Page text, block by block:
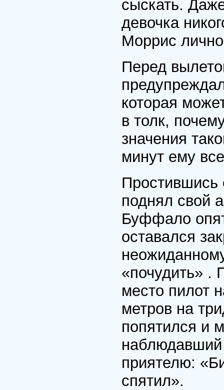
сыскать.
девочка
Моррис
Перед
которая
в толк,
значения
минут ему
Простившись
поднял свой
Буффало
оставался
«почудить» .
место пилот
метров на
попятился и
наблюдавший
приятелю:
спятил».